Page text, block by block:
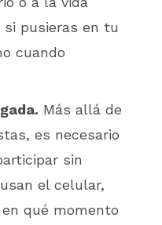
si pusieras en tu
cuando
Más allá de
es necesario
sin
el celular,
qué momento